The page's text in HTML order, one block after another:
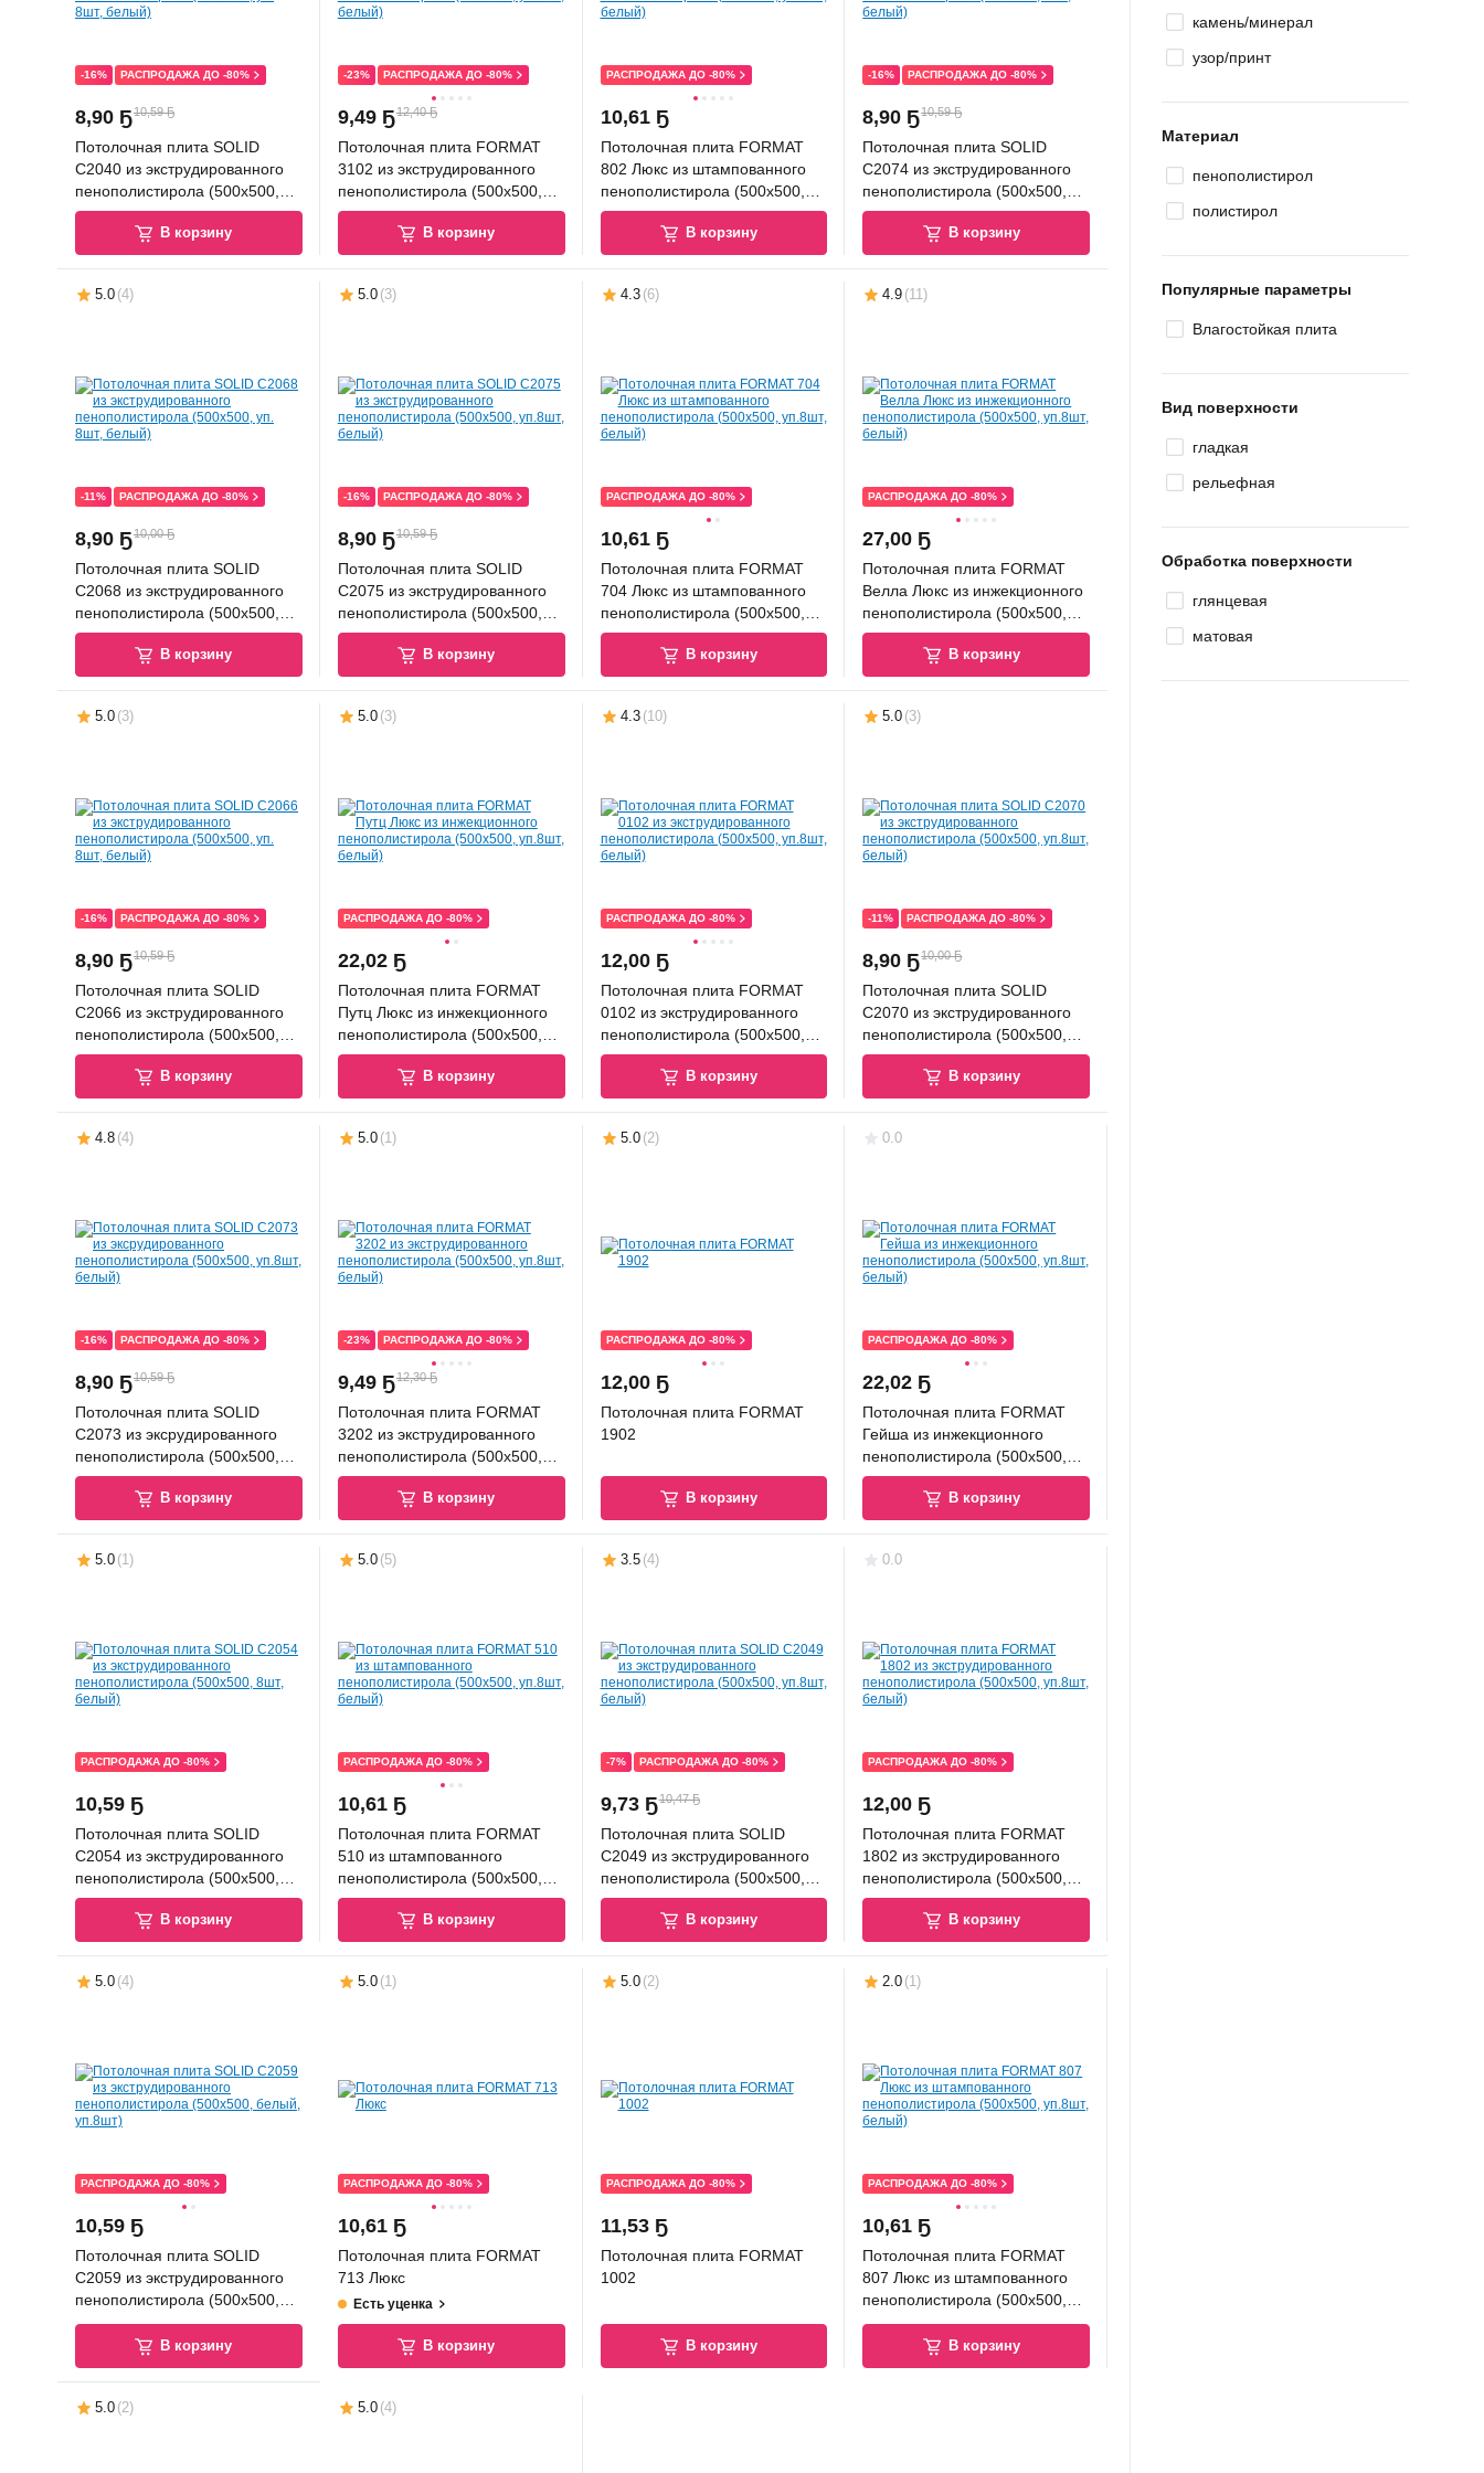
-16% РАСПРОДАЖА ДО -80%
8,90 Ҕ10,59 Ҕ
Потолочная плита SOLID
С2040 из экструдированного
пенополистирола (500x500,
уп. 8шт, белый)
В корзину
-23% РАСПРОДАЖА ДО -80%
9,49 Ҕ12,40 Ҕ
Потолочная плита FORMAT
3102 из экструдированного
пенополистирола (500x500,
уп.8шт, белый)
В корзину
РАСПРОДАЖА ДО -80%
10,61 Ҕ
Потолочная плита FORMAT
802 Люкс из штампованного
пенополистирола (500x500,
уп.8шт, белый)
В корзину
-16% РАСПРОДАЖА ДО -80%
8,90 Ҕ10,59 Ҕ
Потолочная плита SOLID
C2074 из экструдированного
пенополистирола (500х500,
8шт, белый)
В корзину
5.0 (4)
-11% РАСПРОДАЖА ДО -80%
8,90 Ҕ10,00 Ҕ
Потолочная плита SOLID
С2068 из экструдированного
пенополистирола (500x500,
уп. 8шт, белый)
В корзину
5.0 (3)
-16% РАСПРОДАЖА ДО -80%
8,90 Ҕ10,59 Ҕ
Потолочная плита SOLID
C2075 из экструдированного
пенополистирола (500x500,
уп.8шт, белый)
В корзину
4.3 (6)
РАСПРОДАЖА ДО -80%
10,61 Ҕ
Потолочная плита FORMAT
704 Люкс из штампованного
пенополистирола (500x500,
уп.8шт, белый)
В корзину
4.9 (11)
РАСПРОДАЖА ДО -80%
27,00 Ҕ
Потолочная плита FORMAT
Велла Люкс из инжекционного
пенополистирола (500x500,
уп.8шт, белый)
В корзину
5.0 (3)
-16% РАСПРОДАЖА ДО -80%
8,90 Ҕ10,59 Ҕ
Потолочная плита SOLID
С2066 из экструдированного
пенополистирола (500x500,
уп. 8шт, белый)
В корзину
5.0 (3)
РАСПРОДАЖА ДО -80%
22,02 Ҕ
Потолочная плита FORMAT
Путц Люкс из инжекционного
пенополистирола (500x500,
уп.8шт, белый)
В корзину
4.3 (10)
РАСПРОДАЖА ДО -80%
12,00 Ҕ
Потолочная плита FORMAT
0102 из экструдированного
пенополистирола (500x500,
уп.8шт, белый)
В корзину
5.0 (3)
-11% РАСПРОДАЖА ДО -80%
8,90 Ҕ10,00 Ҕ
Потолочная плита SOLID
С2070 из экструдированного
пенополистирола (500x500,
уп.8шт, белый)
В корзину
4.8 (4)
-16% РАСПРОДАЖА ДО -80%
8,90 Ҕ10,59 Ҕ
Потолочная плита SOLID
С2073 из эксрудированного
пенополистирола (500x500,
уп.8шт, белый)
В корзину
5.0 (1)
-23% РАСПРОДАЖА ДО -80%
9,49 Ҕ12,30 Ҕ
Потолочная плита FORMAT
3202 из экструдированного
пенополистирола (500x500,
уп.8шт, белый)
В корзину
5.0 (2)
РАСПРОДАЖА ДО -80%
12,00 Ҕ
Потолочная плита FORMAT
1902
В корзину
0.0
РАСПРОДАЖА ДО -80%
22,02 Ҕ
Потолочная плита FORMAT
Гейша из инжекционного
пенополистирола (500x500,
уп.8шт, белый)
В корзину
5.0 (1)
РАСПРОДАЖА ДО -80%
10,59 Ҕ
Потолочная плита SOLID
С2054 из экструдированного
пенополистирола (500x500,
8шт, белый)
В корзину
5.0 (5)
РАСПРОДАЖА ДО -80%
10,61 Ҕ
Потолочная плита FORMAT
510 из штампованного
пенополистирола (500x500,
уп.8шт, белый)
В корзину
3.5 (4)
-7% РАСПРОДАЖА ДО -80%
9,73 Ҕ10,47 Ҕ
Потолочная плита SOLID
С2049 из экструдированного
пенополистирола (500x500,
уп.8шт, белый)
В корзину
0.0
РАСПРОДАЖА ДО -80%
12,00 Ҕ
Потолочная плита FORMAT
1802 из экструдированного
пенополистирола (500x500,
уп.8шт, белый)
В корзину
5.0 (4)
РАСПРОДАЖА ДО -80%
10,59 Ҕ
Потолочная плита SOLID
С2059 из экструдированного
пенополистирола (500x500,
белый, уп.8шт)
В корзину
5.0 (1)
РАСПРОДАЖА ДО -80%
10,61 Ҕ
Потолочная плита FORMAT
713 Люкс
Есть уценка
В корзину
5.0 (2)
РАСПРОДАЖА ДО -80%
11,53 Ҕ
Потолочная плита FORMAT
1002
В корзину
2.0 (1)
РАСПРОДАЖА ДО -80%
10,61 Ҕ
Потолочная плита FORMAT
807 Люкс из штампованного
пенополистирола (500x500,
уп.8шт, белый)
В корзину
5.0 (2) 5.0 (4)
камень/минерал
узор/принт
Материал
пенополистирол
полистирол
Популярные параметры
Влагостойкая плита
Вид поверхности
гладкая
рельефная
Обработка поверхности
глянцевая
матовая